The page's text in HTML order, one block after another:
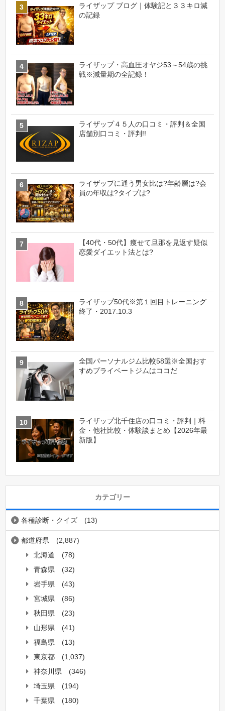
ライザップ ブログ｜体験記と３３キロ減
の記録
ライザップ・高血圧オヤジ53～54歳の挑
戦※減量期の全記録！
ライザップ４５人の口コミ・評判＆全国
店舗別口コミ・評判!!
ライザップに通う男女比は?年齢層は?会
員の年収は?タイプは?
【40代・50代】痩せて旦那を見返す疑似
恋愛ダイエット法とは?
ライザップ50代※第１回目トレーニング
終了・2017.10.3
全国パーソナルジム比較58選※全国おす
すめプライベートジムはココだ
ライザップ北千住店の口コミ・評判｜料
金・他社比較・体験談まとめ【2026年最
新版】
カテゴリー
各種診断・クイズ (13)
都道府県
(2,887)
北海道
(78)
青森県
(32)
岩手県
(43)
宮城県
(86)
秋田県
(23)
山形県
(41)
福島県
(13)
東京都
(1,037)
神奈川県
(346)
埼玉県
(194)
千葉県
(180)